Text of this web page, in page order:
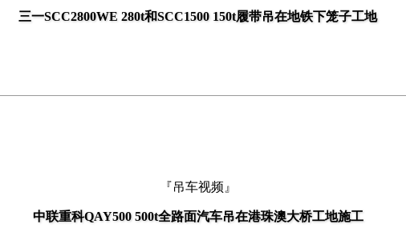
三一SCC2800WE 280t和SCC1500 150t履带吊在地铁下笼子工地
『吊车视频』
中联重科QAY500 500t全路面汽车吊在港珠澳大桥工地施工